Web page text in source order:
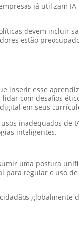
já utilizam IA
devem incluir
estão
inserir esse
com desafios
em seus
inadequados de
inteligentes.
uma postura
para regular o uso de
globalmente